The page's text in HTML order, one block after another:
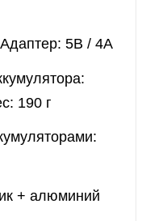
5В / 4A
190 г
+ алюминий